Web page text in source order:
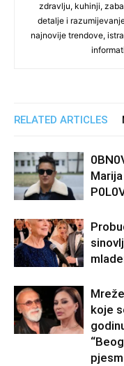
zdravlju, kuhinji,
detalje i
najnovije trendove,
RELATED ARTICLES
koje